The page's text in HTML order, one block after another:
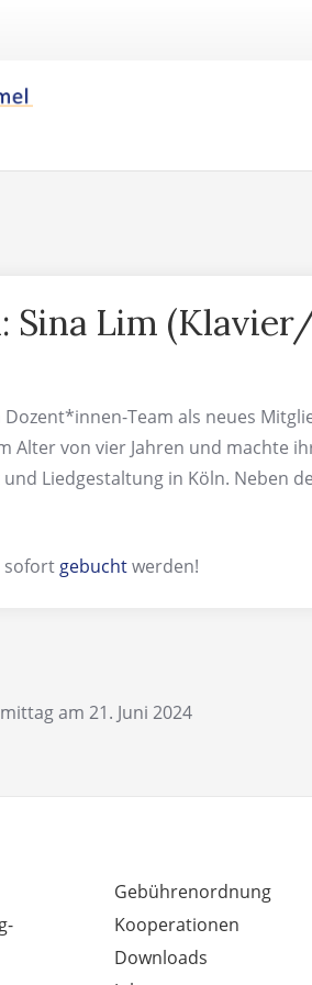
Sina Lim
Team als neues
Alter von vier Jahren und machte
Liedgestaltung in Köln. Neben
sofort gebuchtwerden!
am 21. Juni 2024
Gebührenordnung
Kooperationen
Downloads